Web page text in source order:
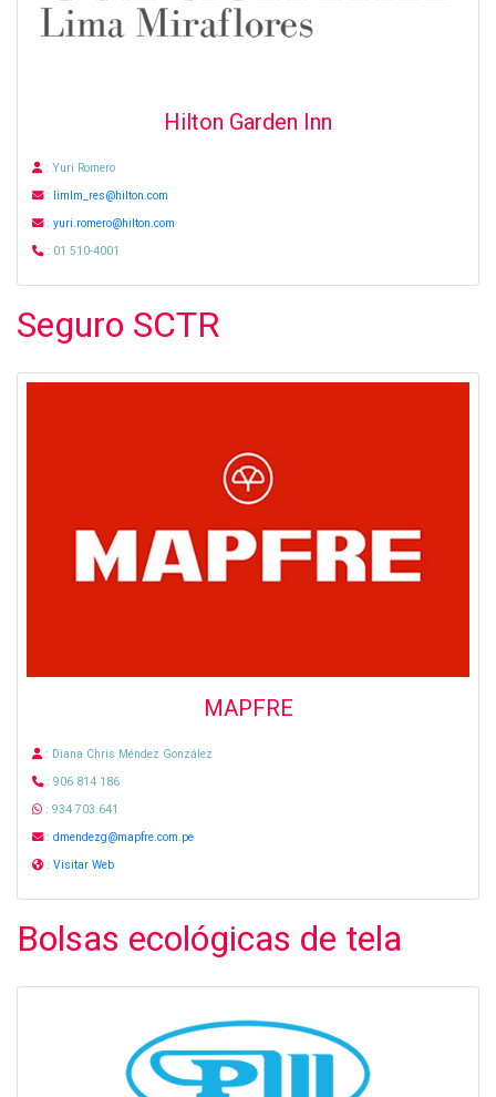
Hilton Garden Inn
: Yuri Romero
: limlm_res@hilton.com
: yuri.romero@hilton.com
: 01 510-4001
Seguro SCTR
MAPFRE
: Diana Chris Méndez González
: 906 814 186
: 934 703 641
: dmendezg@mapfre.com.pe
: Visitar Web
Bolsas ecológicas de tela